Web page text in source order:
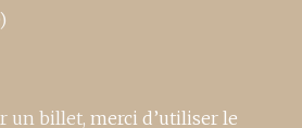
un billet, merci d’utiliser le